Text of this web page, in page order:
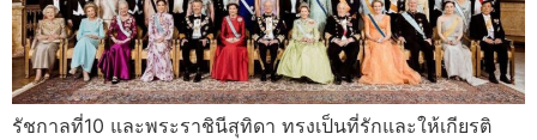
รัชกาลที่10 และพระราชินีสุทิดา ทรงเป็นที่รักและให้เกียรติ